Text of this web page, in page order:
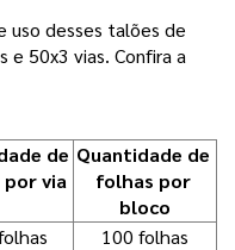
uso desses talões de
e 50x3 vias. Confira a
de
via
Quantidade de
folhas por
bloco
100 folhas